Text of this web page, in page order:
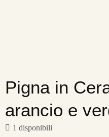
Pigna in
arancio e
1 disponibili